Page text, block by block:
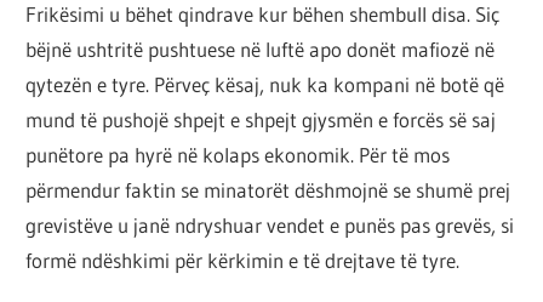
Frikësimi u bëhet qindrave kur bëhen shembull disa. Siç
bëjnë ushtritë pushtuese në luftë apo donët mafiozë në
qytezën e tyre. Përveç kësaj, nuk ka kompani në botë që
mund të pushojë shpejt e shpejt gjysmën e forcës së saj
punëtore pa hyrë në kolaps ekonomik. Për të mos
përmendur faktin se minatorët dëshmojnë se shumë prej
grevistëve u janë ndryshuar vendet e punës pas grevës, si
formë ndëshkimi për kërkimin e të drejtave të tyre.